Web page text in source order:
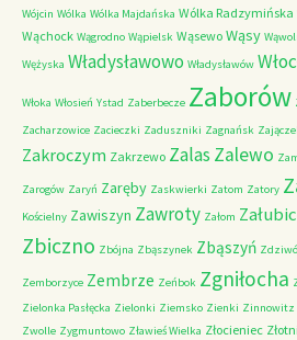
Wójcin Wólka Wólka Majdańska Wólka Radzymińska
Wąchock Wągrodno Wąpielsk Wąsewo Wąsy
Wężyska Władysławowo Władysławów
Włoka Włosień Ystad Zaberbecze Zaborów
Zacharzowice Zacieczki Zaduszniki Zagnańsk
Zakroczym Zakrzewo ZalasZalewo
Zarogów Zaryń Zaręby Zaskwierki Zatom Zatory
Kościelny Zawiszyn Zawroty Załom
Zbiczno Zbójna Zbąszynek Zbąszyń
Zemborzyce Zembrze Zeńbok Zgniłocha
Zielonka Pasłęcka Zielonki Ziemsko Zienki Zinnowitz
Zwolle Zygmuntowo Zławieś Wielka Złocieniec